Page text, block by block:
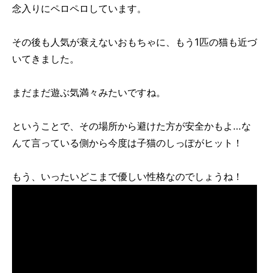
念入りにペロペロしています。
その後も人気が衰えないおもちゃに、もう1匹の猫も近づ
いてきました。
まだまだ遊ぶ気満々みたいですね。
ということで、その場所から避けた方が安全かもよ…な
んて言っている側から今度は子猫のしっぽがヒット！
もう、いったいどこまで優しい性格なのでしょうね！